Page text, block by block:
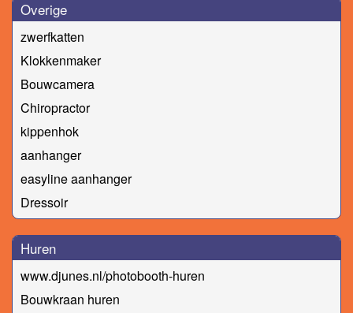
Overige
zwerfkatten
Klokkenmaker
Bouwcamera
Chiropractor
kippenhok
aanhanger
easyline aanhanger
Dressoir
Huren
www.djunes.nl/photobooth-huren
Bouwkraan huren